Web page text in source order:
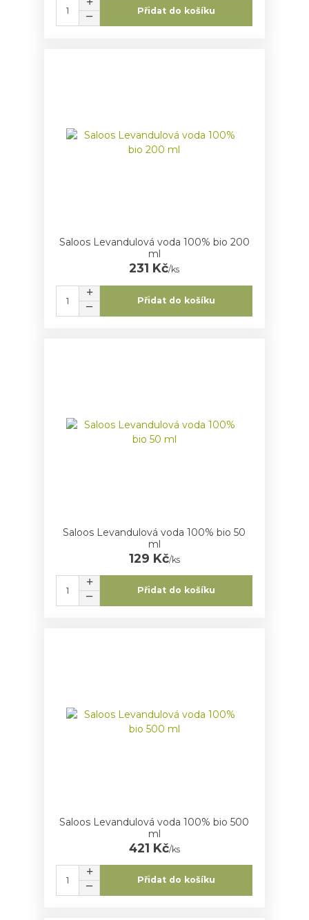
Přidat do košíku
Saloos Levandulová voda 100% bio 200
ml
231 Kč/ks
Přidat do košíku
Saloos Levandulová voda 100% bio 50
ml
129 Kč/ks
Přidat do košíku
Saloos Levandulová voda 100% bio 500
ml
421 Kč/ks
Přidat do košíku